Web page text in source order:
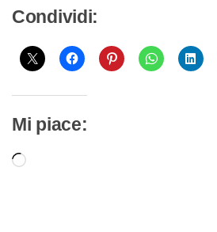
Condividi:
Mi piace:
Caricamento